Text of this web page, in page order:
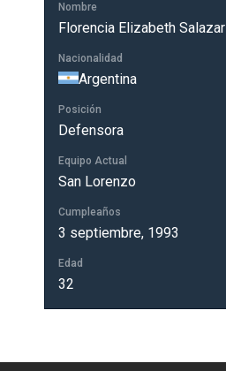
Nombre
Florencia Elizabeth Salazar
Nacionalidad
Argentina
Posición
Defensora
Equipo Actual
San Lorenzo
Cumpleaños
3 septiembre, 1993
Edad
32